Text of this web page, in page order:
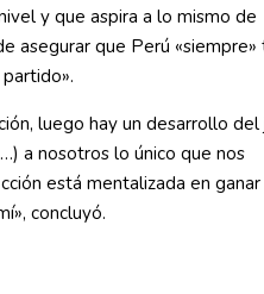
y que aspira a lo mismo de
asegurar que Perú «siempre»
luego hay un desarrollo
a nosotros lo único que nos
está mentalizada en
concluyó.